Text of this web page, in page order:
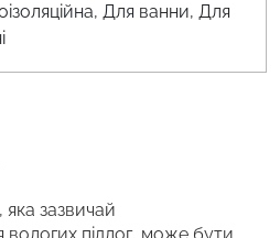
Для ванни, Для
яка зазвичай